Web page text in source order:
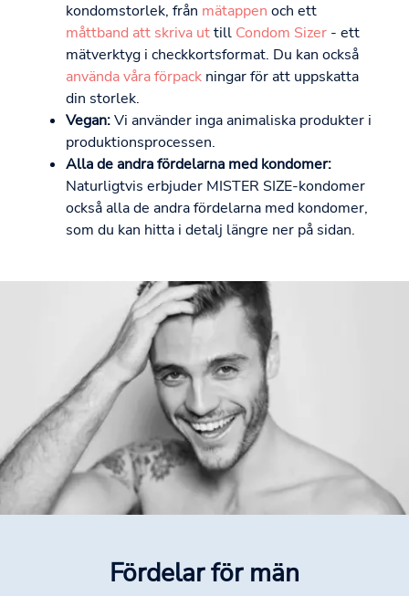
kondomstorlek, från mätappen och ett
måttband att skriva uttill Condom Sizer - ett
mätverktyg i checkkortsformat. Du kan också
använda våra förpack ningar för att uppskatta
din storlek.
Vegan:Vi använder inga animaliska produkter i
produktionsprocessen.
Alla de andra fördelarna med kondomer:
Naturligtvis erbjuder MISTER SIZE-kondomer
också alla de andra fördelarna med kondomer,
som du kan hitta i detalj längre ner på sidan.
Fördelar för män